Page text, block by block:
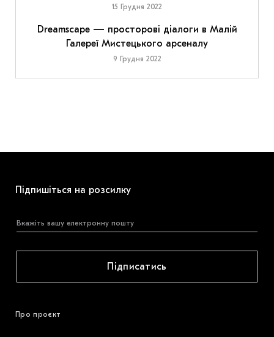
15 Грудня 2022
Dreamscape — просторові діалоги в Малій
Галереї Мистецького арсеналу
9 Грудня 2022
Підпишіться на розсилку
Підписатись
Про проєкт